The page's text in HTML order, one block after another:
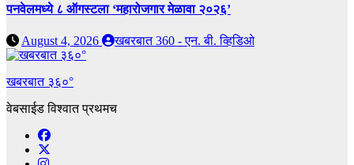
पनवेलमध्ये ८ ऑगस्टला ‘महारोजगार मेळावा २०२६’
August 4, 2026 खबरबात 360 - एन. बी. व्हिडिओ
खबरबात ३६०°
वेबसाईड विश्वात प्रथमच